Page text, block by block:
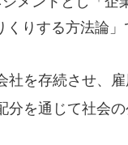
くりする方法論
社を存続させ、
分を通じて社会